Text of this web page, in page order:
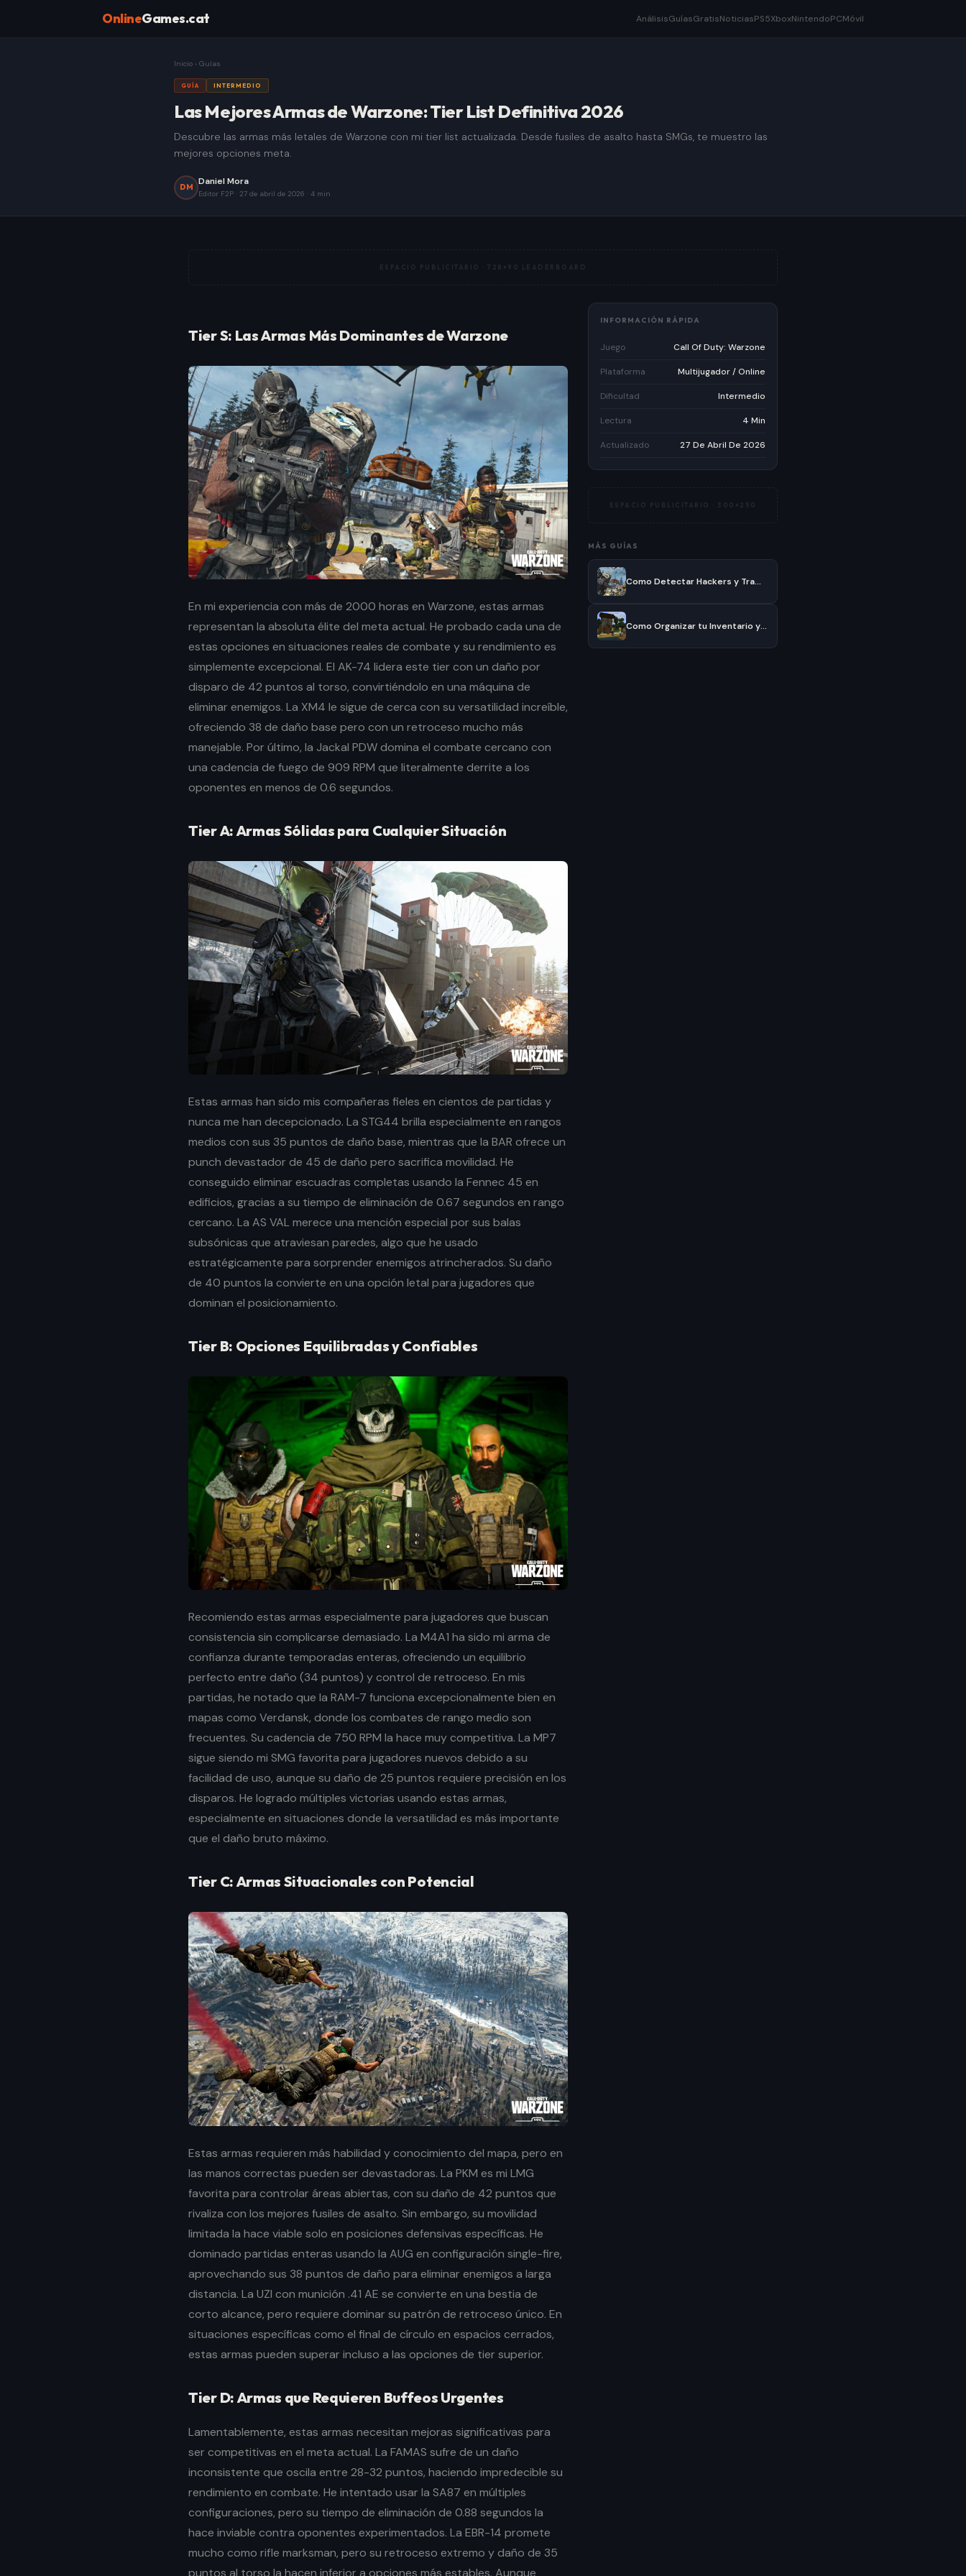
OnlineGames.cat AnálisisGuíasGratisNoticiasPS5XboxNintendoPCMóvil
Inicio › Guías
GUÍA INTERMEDIO
Las Mejores Armas de Warzone: Tier List Definitiva 2026
Descubre las armas más letales de Warzone con mi tier list actualizada. Desde fusiles de asalto hasta SMGs, te muestro las
mejores opciones meta.
DM Daniel Mora
Editor F2P 27 de abril de 2026 4 min
ESPACIO PUBLICITARIO ·728×90 LEADERBOARD
Tier S: Las Armas Más Dominantes de Warzone
En mi experiencia con más de 2000 horas en Warzone, estas armas
representan la absoluta élite del meta actual. He probado cada una de
estas opciones en situaciones reales de combate y su rendimiento es
simplemente excepcional. El AK-74 lidera este tier con un daño por
disparo de 42 puntos al torso, convirtiéndolo en una máquina de
eliminar enemigos. La XM4 le sigue de cerca con su versatilidad increíble,
ofreciendo 38 de daño base pero con un retroceso mucho más
manejable. Por último, la Jackal PDW domina el combate cercano con
una cadencia de fuego de 909 RPM que literalmente derrite a los
oponentes en menos de 0.6 segundos.
Tier A: Armas Sólidas para Cualquier Situación
Estas armas han sido mis compañeras fieles en cientos de partidas y
nunca me han decepcionado. La STG44 brilla especialmente en rangos
medios con sus 35 puntos de daño base, mientras que la BAR ofrece un
punch devastador de 45 de daño pero sacrifica movilidad. He
conseguido eliminar escuadras completas usando la Fennec 45 en
edificios, gracias a su tiempo de eliminación de 0.67 segundos en rango
cercano. La AS VAL merece una mención especial por sus balas
subsónicas que atraviesan paredes, algo que he usado
estratégicamente para sorprender enemigos atrincherados. Su daño
de 40 puntos la convierte en una opción letal para jugadores que
dominan el posicionamiento.
Tier B: Opciones Equilibradas y Confiables
Recomiendo estas armas especialmente para jugadores que buscan
consistencia sin complicarse demasiado. La M4A1 ha sido mi arma de
confianza durante temporadas enteras, ofreciendo un equilibrio
perfecto entre daño (34 puntos) y control de retroceso. En mis
partidas, he notado que la RAM-7 funciona excepcionalmente bien en
mapas como Verdansk, donde los combates de rango medio son
frecuentes. Su cadencia de 750 RPM la hace muy competitiva. La MP7
sigue siendo mi SMG favorita para jugadores nuevos debido a su
facilidad de uso, aunque su daño de 25 puntos requiere precisión en los
disparos. He logrado múltiples victorias usando estas armas,
especialmente en situaciones donde la versatilidad es más importante
que el daño bruto máximo.
Tier C: Armas Situacionales con Potencial
Estas armas requieren más habilidad y conocimiento del mapa, pero en
las manos correctas pueden ser devastadoras. La PKM es mi LMG
favorita para controlar áreas abiertas, con su daño de 42 puntos que
rivaliza con los mejores fusiles de asalto. Sin embargo, su movilidad
limitada la hace viable solo en posiciones defensivas específicas. He
dominado partidas enteras usando la AUG en configuración single-fire,
aprovechando sus 38 puntos de daño para eliminar enemigos a larga
distancia. La UZI con munición .41 AE se convierte en una bestia de
corto alcance, pero requiere dominar su patrón de retroceso único. En
situaciones específicas como el final de círculo en espacios cerrados,
estas armas pueden superar incluso a las opciones de tier superior.
Tier D: Armas que Requieren Buffeos Urgentes
Lamentablemente, estas armas necesitan mejoras significativas para
ser competitivas en el meta actual. La FAMAS sufre de un daño
inconsistente que oscila entre 28-32 puntos, haciendo impredecible su
rendimiento en combate. He intentado usar la SA87 en múltiples
configuraciones, pero su tiempo de eliminación de 0.88 segundos la
hace inviable contra oponentes experimentados. La EBR-14 promete
mucho como rifle marksman, pero su retroceso extremo y daño de 35
puntos al torso la hacen inferior a opciones más estables. Aunque
INFORMACIÓN RÁPIDA
Juego Call Of Duty: Warzone
Plataforma Multijugador / Online
Dificultad Intermedio
Lectura 4 Min
Actualizado 27 De Abril De 2026
ESPACIO PUBLICITARIO · 300×250
MÁS GUÍAS
Como Detectar Hackers y Tramposos en Warzone sin Volverte Loco
Como Organizar tu Inventario y Cofres en Minecraft sin Volverte Loco